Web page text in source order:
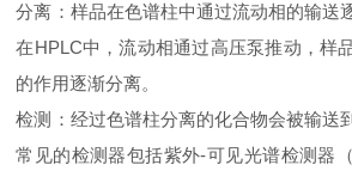
分离：样品在色谱柱中通过流动相的输送
在HPLC中，流动相通过高压泵推动，样
的作用逐渐分离。
检测：经过色谱柱分离的化合物会被输送
常见的检测器包括紫外-可见光谱检测器